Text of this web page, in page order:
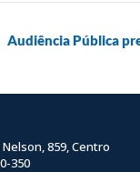
Audiência Pública
859, Centro
350